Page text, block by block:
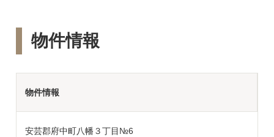
物件情報
物件情報
安芸郡府中町八幡３丁目№6